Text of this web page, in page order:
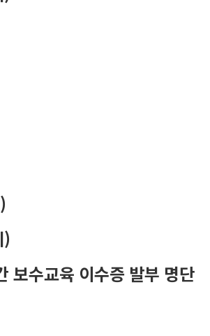
보수교육 이수증 발부 명단